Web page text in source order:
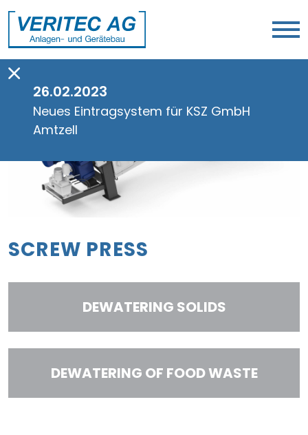
26.02.2023
Neues Eintragsystem für KSZ GmbH
Amtzell
SCREW PRESS
DEWATERING SOLIDS
DEWATERING OF FOOD WASTE